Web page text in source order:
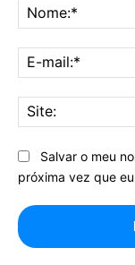
Salvar o meu
próxima vez que